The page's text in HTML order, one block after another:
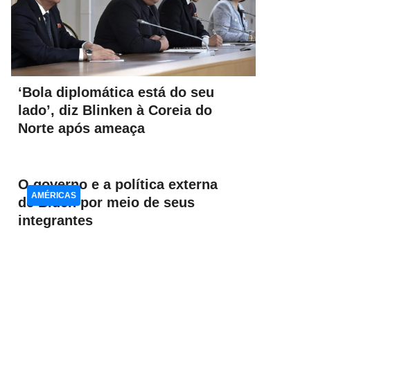
‘Bola diplomática está do seu
lado’, diz Blinken à Coreia do
Norte após ameaça
O governo e a política externa
de Biden por meio de seus
integrantes
AMÉRICAS